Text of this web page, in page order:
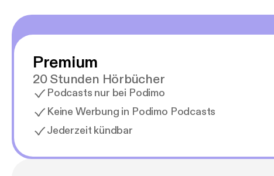
Premium
20 Stunden Hörbücher
Podcasts nur bei Podimo
Keine Werbung in Podimo Podcasts
Jederzeit kündbar